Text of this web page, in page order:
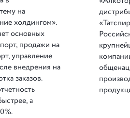
на
холдингом».
основных
продажи на
управление
внедрения на
заказов.
а